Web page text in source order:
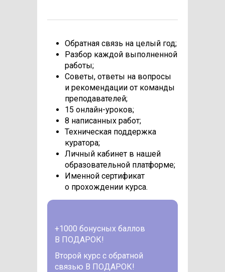
Обратная связь на целый год;
Разбор каждой выполненной
работы;
Советы, ответы на вопросы
и рекомендации от команды
преподавателей;
15 онлайн-уроков;
8 написанных работ;
Техническая поддержка
куратора;
Личный кабинет в нашей
образовательной платформе;
Именной сертификат
о прохождении курса.
+1000 бонусных баллов
В ПОДАРОК!
Второй курс с обратной
связью В ПОДАРОК!